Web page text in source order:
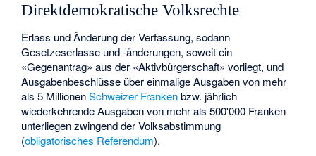
Direktdemokratische Volksrechte
Erlass und Änderung der Verfassung, sodann
Gesetzeserlasse und -änderungen, soweit ein
«Gegenantrag» aus der «Aktivbürgerschaft» vorliegt, und
Ausgabenbeschlüsse über einmalige Ausgaben von mehr
als 5 MillionenSchweizer Frankenbzw. jährlich
wiederkehrende Ausgaben von mehr als 500'000 Franken
unterliegen zwingend der Volksabstimmung
(obligatorisches Referendum).